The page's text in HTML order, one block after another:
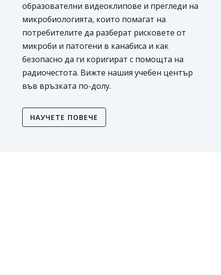
образователни видеоклипове и прегледи на
микробиологията, които помагат на
потребителите да разберат рисковете от
микроби и патогени в канабиса и как
безопасно да ги коригират с помощта на
радиочестота. Вижте нашия учебен център
във връзката по-долу.
НАУЧЕТЕ ПОВЕЧЕ